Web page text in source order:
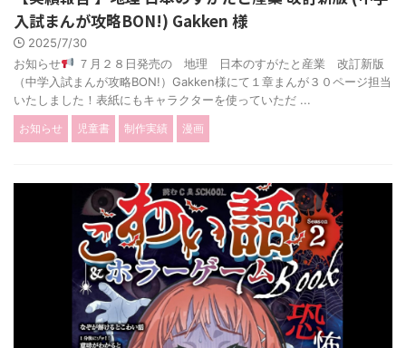
入試まんが攻略BON!) Gakken 様
2025/7/30
お知らせ
７月２８日発売の 地理 日本のすがたと産業 改訂新版
（中学入試まんが攻略BON!）Gakken様にて１章まんが３０ページ担当
いたしました！表紙にもキャラクターを使っていただ ...
お知らせ 児童書 制作実績 漫画